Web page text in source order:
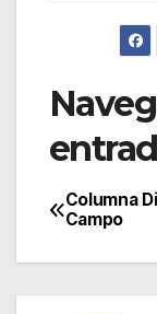
Columna
Campo